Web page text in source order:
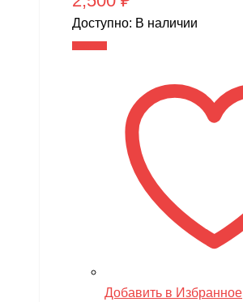
Доступно: В наличии
Добавить в Избранное